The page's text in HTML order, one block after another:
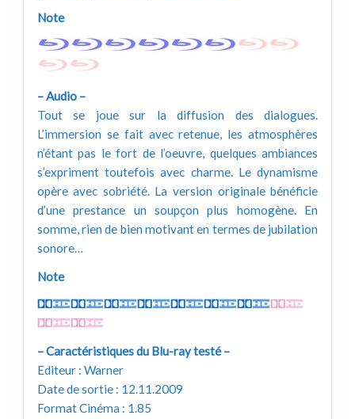
Note
– Audio –
Tout se joue sur la diffusion des dialogues.
L’immersion se fait avec retenue, les atmosphères
n’étant pas le fort de l’oeuvre, quelques ambiances
s’expriment toutefois avec charme. Le dynamisme
opère avec sobriété. La version originale bénéficie
d’une prestance un soupçon plus homogène. En
somme, rien de bien motivant en termes de jubilation
sonore…
Note
– Caractéristiques du Blu-ray testé –
Editeur : Warner
Date de sortie : 12.11.2009
Format Cinéma : 1.85